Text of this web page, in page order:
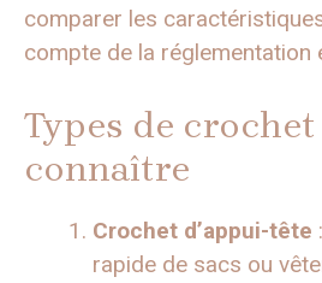
comparer les
compte de la réglementation
Types de crochet
connaître
Crochet d’appui-tête
rapide de sacs ou